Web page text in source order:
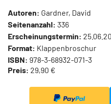
Autoren: Gardner, David
Seitenanzahl: 336
Erscheinungstermin:
Format: Klappenbroschur
ISBN: 978-3-68932-071-3
Preis: 29,90 €